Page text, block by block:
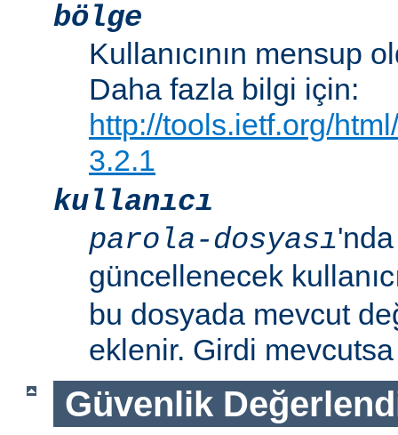
bölge
Kullanıcının mensup
Daha fazla bilgi için:
http://tools.ietf.org/
3.2.1
kullanıcı
parola-dosyası
güncellenecek
bu dosyada mevcut
eklenir. Girdi
Güvenlik